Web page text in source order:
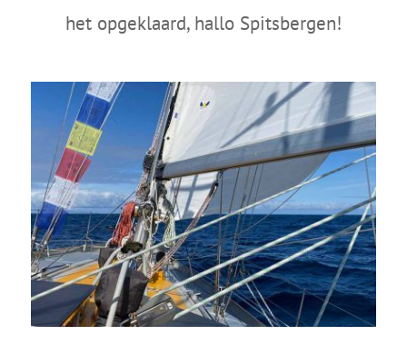
het opgeklaard, hallo Spitsbergen!